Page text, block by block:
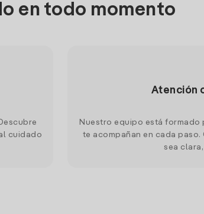
en todo momento
cuidado
Atención
Nuestro equipo está formado
te acompañan en cada
sea